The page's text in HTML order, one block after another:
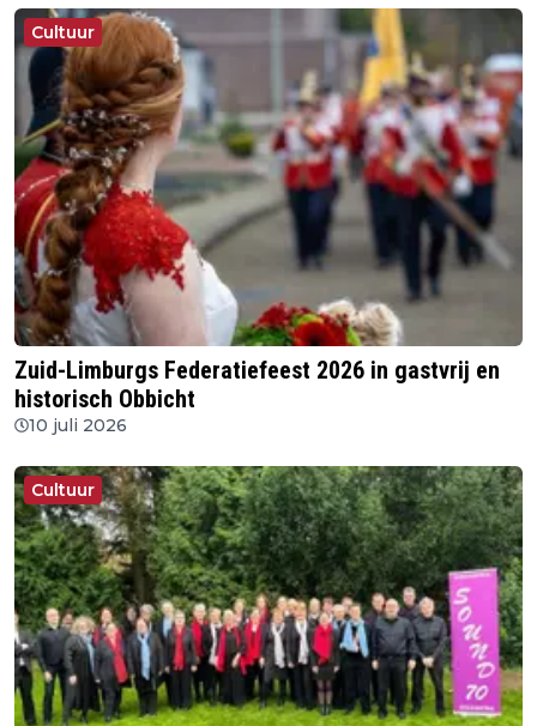
Cultuur
Zuid-Limburgs Federatiefeest 2026 in gastvrij en
historisch Obbicht
10 juli 2026
Cultuur